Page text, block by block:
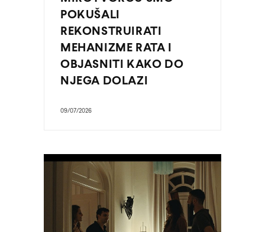
POKUŠALI
REKONSTRUIRATI
MEHANIZME RATA I
OBJASNITI KAKO DO
NJEGA DOLAZI
09/07/2026